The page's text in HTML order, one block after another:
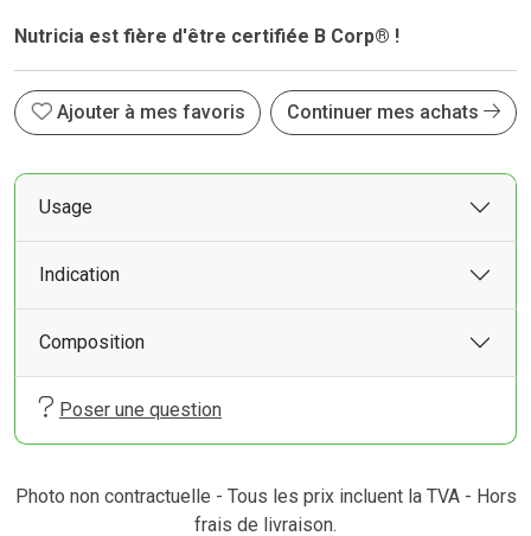
Nutricia est fière d'être certifiée B Corp® !
Ajouter à mes favoris Continuer mes achats
Usage
Indication
Composition
Poser une question
Photo non contractuelle - Tous les prix incluent la TVA - Hors
frais de livraison.